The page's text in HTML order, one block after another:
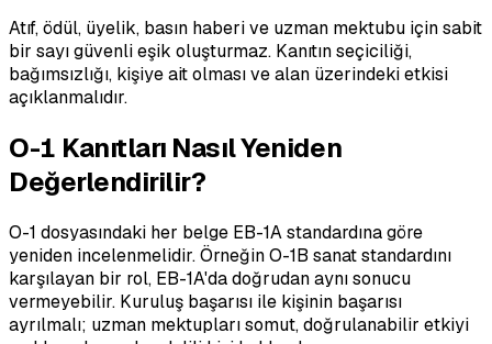
Atıf, ödül, üyelik, basın haberi ve uzman mektubu için sabit
bir sayı güvenli eşik oluşturmaz. Kanıtın seçiciliği,
bağımsızlığı, kişiye ait olması ve alan üzerindeki etkisi
açıklanmalıdır.
O-1 Kanıtları Nasıl Yeniden
Değerlendirilir?
O-1 dosyasındaki her belge EB-1A standardına göre
yeniden incelenmelidir. Örneğin O-1B sanat standardını
karşılayan bir rol, EB-1A'da doğrudan aynı sonucu
vermeyebilir. Kuruluş başarısı ile kişinin başarısı
ayrılmalı; uzman mektupları somut, doğrulanabilir etkiyi